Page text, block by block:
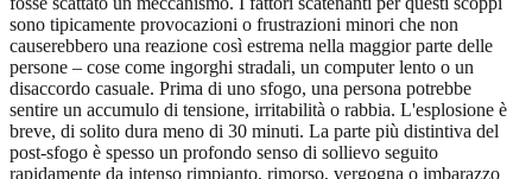
sono tipicamente provocazioni o frustrazioni minori che non
causerebbero una reazione così estrema nella maggior parte delle
persone – cose come ingorghi stradali, un computer lento o un
disaccordo casuale. Prima di uno sfogo, una persona potrebbe
sentire un accumulo di tensione, irritabilità o rabbia. L'esplosione è
breve, di solito dura meno di 30 minuti. La parte più distintiva del
post-sfogo è spesso un profondo senso di sollievo seguito
rapidamente da intenso rimpianto, rimorso, vergogna o imbarazzo